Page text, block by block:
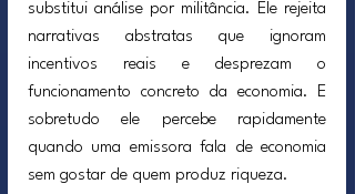
substitui análise por militância. Ele rejeita
narrativas abstratas que ignoram
incentivos reais e desprezam o
funcionamento concreto da economia. E
sobretudo ele percebe rapidamente
quando uma emissora fala de economia
sem gostar de quem produz riqueza.